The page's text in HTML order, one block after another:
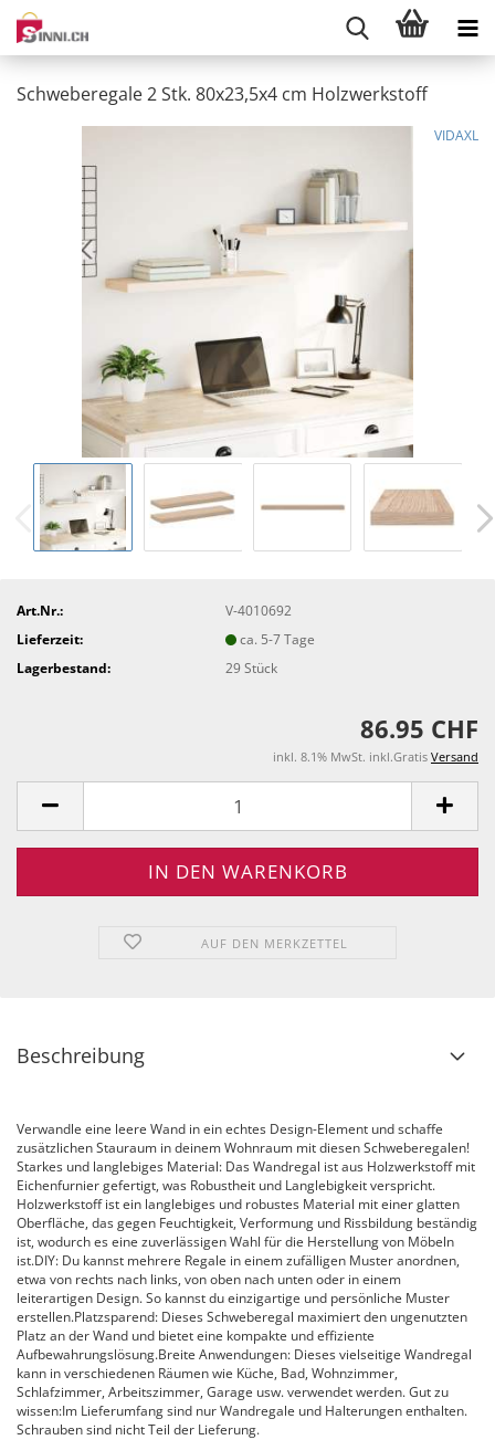
Schweberegale 2 Stk. 80x23,5x4 cm Holzwerkstoff
VIDAXL
Art.Nr.:
V-4010692
Lieferzeit:
ca. 5-7 Tage
Lagerbestand:
29Stück
86.95 CHF
inkl. 8.1% MwSt. inkl.Gratis Versand
AUF DEN MERKZETTEL
Beschreibung
Verwandle eine leere Wand in ein echtes Design-Element und schaffe
zusätzlichen Stauraum in deinem Wohnraum mit diesen Schweberegalen!
Starkes und langlebiges Material: Das Wandregal ist aus Holzwerkstoff mit
Eichenfurnier gefertigt, was Robustheit und Langlebigkeit verspricht.
Holzwerkstoff ist ein langlebiges und robustes Material mit einer glatten
Oberfläche, das gegen Feuchtigkeit, Verformung und Rissbildung beständig
ist, wodurch es eine zuverlässigen Wahl für die Herstellung von Möbeln
ist.DIY: Du kannst mehrere Regale in einem zufälligen Muster anordnen,
etwa von rechts nach links, von oben nach unten oder in einem
leiterartigen Design. So kannst du einzigartige und persönliche Muster
erstellen.Platzsparend: Dieses Schweberegal maximiert den ungenutzten
Platz an der Wand und bietet eine kompakte und effiziente
Aufbewahrungslösung.Breite Anwendungen: Dieses vielseitige Wandregal
kann in verschiedenen Räumen wie Küche, Bad, Wohnzimmer,
Schlafzimmer, Arbeitszimmer, Garage usw. verwendet werden. Gut zu
wissen:Im Lieferumfang sind nur Wandregale und Halterungen enthalten.
Schrauben sind nicht Teil der Lieferung.